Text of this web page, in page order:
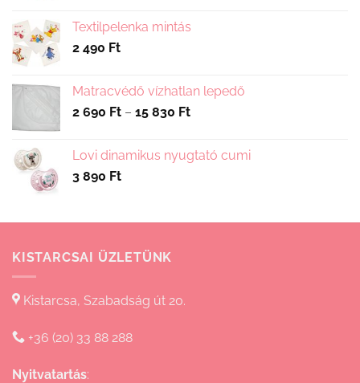
Textilpelenka mintás
2 490 Ft
Matracvédő vízhatlan lepedő
2 690 Ft – 15 830 FtÁrtartomány:
-
Lovi dinamikus nyugtató cumi
3 890 Ft
KISTARCSAI ÜZLETÜNK
Kistarcsa, Szabadság út 20.
+36 (20) 33 88 288
Nyitvatartás: